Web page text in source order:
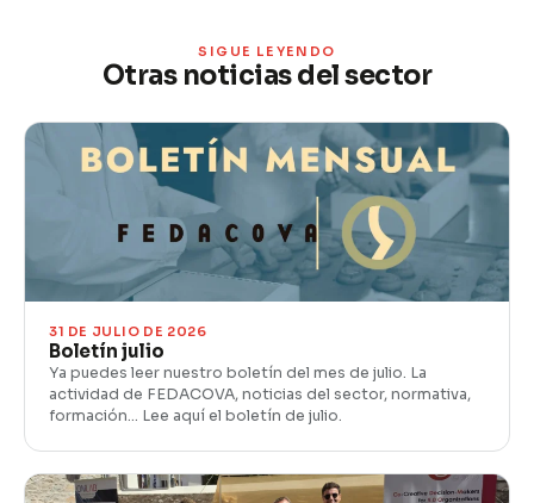
SIGUE LEYENDO
Otras noticias del sector
31 DE JULIO DE 2026
Boletín julio
Ya puedes leer nuestro boletín del mes de julio. La
actividad de FEDACOVA, noticias del sector, normativa,
formación… Lee aquí el boletín de julio.